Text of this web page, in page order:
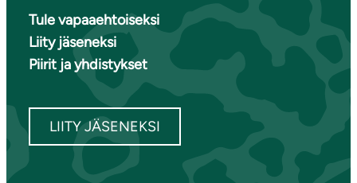
Tule vapaaehtoiseksi
Liity jäseneksi
Piirit ja yhdistykset
LIITY JÄSENEKSI